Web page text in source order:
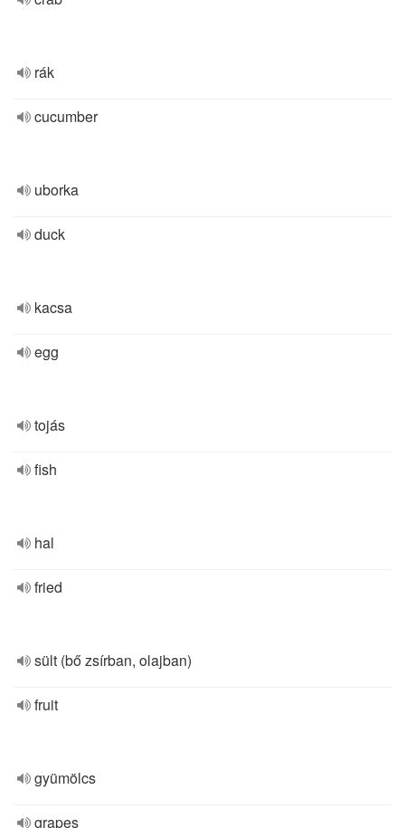
rák
cucumber
uborka
duck
kacsa
egg
tojás
fish
hal
fried
sült (bő zsírban, olajban)
fruit
gyümölcs
grapes